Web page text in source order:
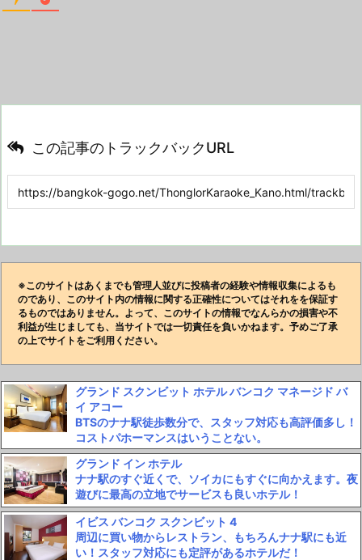
この記事のトラックバックURL
※このサイトはあくまでも管理人並びに投稿者の経験や情報収集によるも
のであり、このサイト内の情報に関する正確性についてはそれをを保証す
るものではありません。よって、このサイトの情報でなんらかの損害や不
利益が生じましても、当サイトでは一切責任を負いかねます。予めご了承
の上でサイトをご利用ください。
グランド スクンビット ホテル バンコク マネージド バ
イ アコー
BTSのナナ駅徒歩数分で、スタッフ対応も高評価多し！
コストパホーマンスはいうことない。
グランド イン ホテル
ナナ駅のすぐ近くで、ソイカにもすぐに向かえます。夜
遊びに最高の立地でサービスも良いホテル！
イビス バンコク スクンビット 4
周辺に買い物からレストラン、もちろんナナ駅にも近
い！スタッフ対応にも定評があるホテルだ！